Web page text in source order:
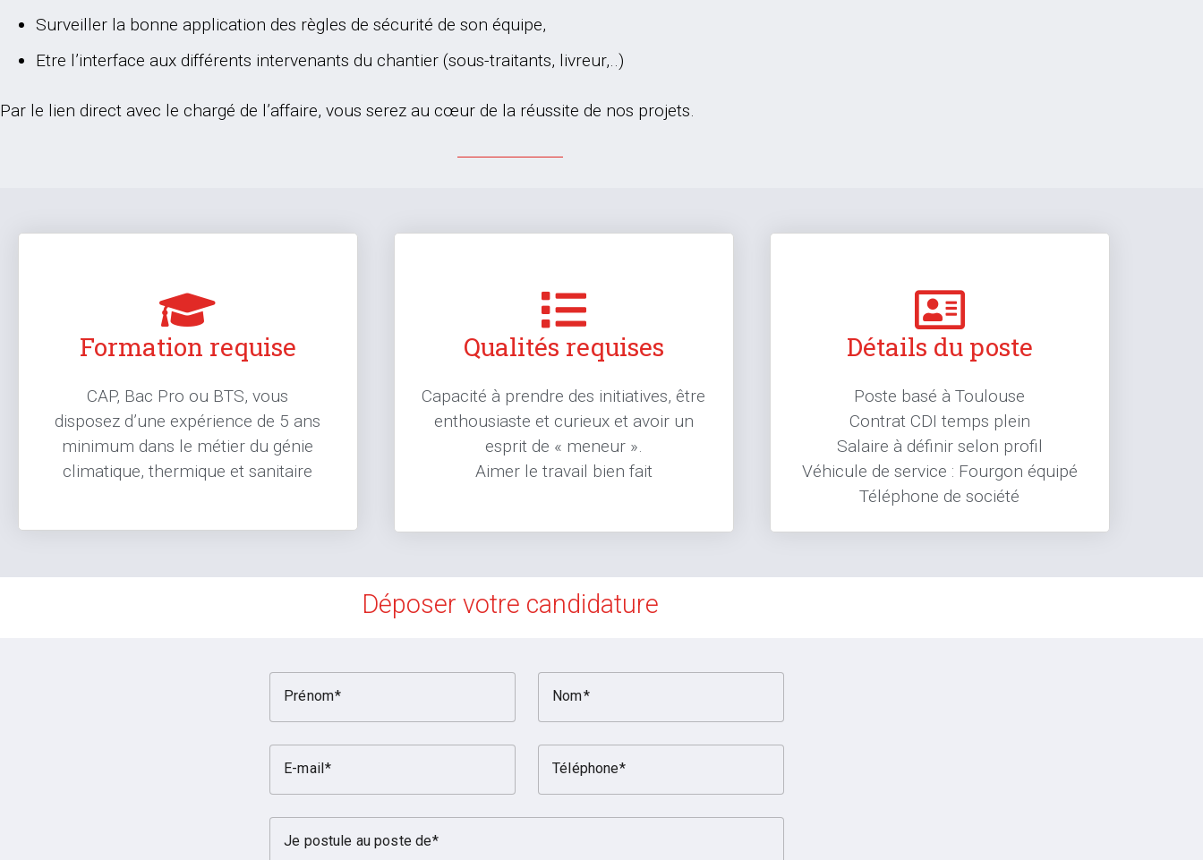
Surveiller la bonne application des règles de sécurité de son équipe,
Etre l’interface aux différents intervenants du chantier (sous-traitants, livreur,..)
Par le lien direct avec le chargé de l’affaire, vous serez au cœur de la réussite de nos projets.
Formation requise
CAP, Bac Pro ou BTS, vous
disposez d’une expérience de 5 ans
minimum dans le métier du génie
climatique, thermique et sanitaire
Qualités requises
Capacité à prendre des initiatives, être
enthousiaste et curieux et avoir un
esprit de « meneur ».
Aimer le travail bien fait
Détails du poste
Poste basé à Toulouse
Contrat CDI temps plein
Salaire à définir selon profil
Véhicule de service : Fourgon équipé
Téléphone de société
Déposer votre candidature
Prénom Nom
E-mail Téléphone
Je postule au poste de